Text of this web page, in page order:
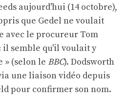
aujourd'hui (14 octobre),
que Gedel ne voulait
avec le procureur Tom
il semble qu'il voulait y
» (selon le BBC). Dodsworth
une liaison vidéo depuis
pour confirmer son nom.